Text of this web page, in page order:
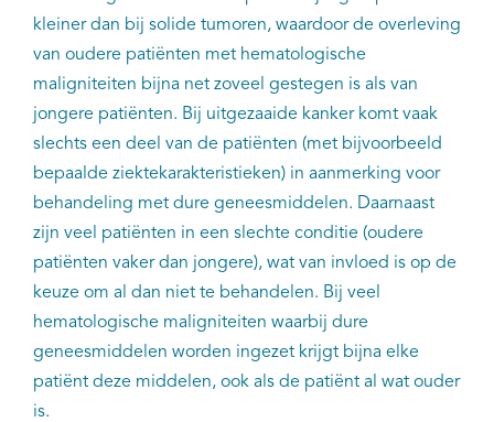
kleiner dan bij solide tumoren, waardoor de overleving
van oudere patiënten met hematologische
maligniteiten bijna net zoveel gestegen is als van
jongere patiënten. Bij uitgezaaide kanker komt vaak
slechts een deel van de patiënten (met bijvoorbeeld
bepaalde ziektekarakteristieken) in aanmerking voor
behandeling met dure geneesmiddelen. Daarnaast
zijn veel patiënten in een slechte conditie (oudere
patiënten vaker dan jongere), wat van invloed is op de
keuze om al dan niet te behandelen. Bij veel
hematologische maligniteiten waarbij dure
geneesmiddelen worden ingezet krijgt bijna elke
patiënt deze middelen, ook als de patiënt al wat ouder
is.